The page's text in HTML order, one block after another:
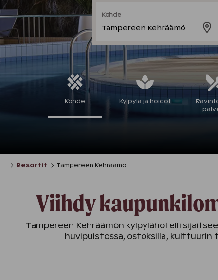
Kohde
Tampereen Kehräämö
Kohde Kylpylä ja hoidot
Resortit Tampereen Kehräämö
​​​​​Viihdy
Tampereen Kehräämön kylpylähotelli
huvipuistossa, ostoksilla, kulttuurin